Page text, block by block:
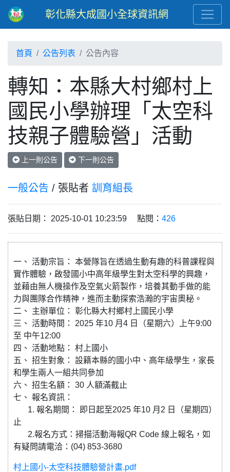
彰化縣大成國小全球資訊網
首頁 公告列表 公告內容
轉知：本縣大村鄉村上
國民小學辦理「太空科
技親子體驗營」活動
上一則公告 下一則公告
一般公告 / 張貼者 訓育組長
張貼日期： 2025-10-01 10:23:59 點閱： 426
一、 活動宗旨： 本營隊旨在透過生動有趣的科普課程與
實作體驗，啟發國小中高年級學生對太空科學的興趣，
並藉由無人機操作及空氣火箭製作，培養其動手做的能
力與團隊合作精神，進而主動探索浩瀚的宇宙奧秘。
二、 主辦單位： 彰化縣大村鄉村上國民小學
三、 活動時間： 2025 年10 月4 日（星期六）上午9:00
至 中午12:00
四、 活動地點： 村上國小
五、 招生對象： 設籍本縣的國小中、高年級學生，家長
和學生兩人一組共同參加
六、 招生名額： 30 人額滿截止
七、 報名資訊：
1. 報名期間： 即日起至2025 年10 月2 日（星期四）
止
2.報名方式：掃描活動海報QR Code 線上報名，如
有疑問請電洽：(04) 853-3680
村上國小-太空科技體驗營計畫.pdf